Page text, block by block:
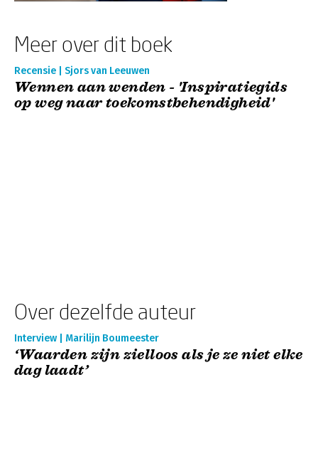
Meer over dit boek
Recensie | Sjors van Leeuwen
Wennen aan wenden - 'Inspiratiegids
op weg naar toekomstbehendigheid'
Over dezelfde auteur
Interview | Marilijn Boumeester
‘Waarden zijn zielloos als je ze niet elke
dag laadt’